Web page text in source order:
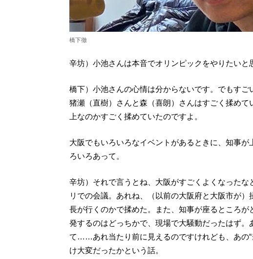
橋下徹
辛坊）小池さんは本音でオリンピックをやりたいと
橋下）小池さんの心情は分からないです。でもすご
猪瀬（直樹）さんと森（喜朗）さんはすごく揉め
上なのかすごく揉めていたのですよ。
大阪でもいろいろなイベントがあるときに、知事
ろいろあって。
辛坊）それで言うとね、大阪がすごくよくなった
リでの会議。あれね、（以前の大阪府と大阪市が
長が行くのかで揉めた。また、知事が座るところ
発するのはどっちかで、現場で大騒動だったはず
て……あれ当たり前に見えるのですけれども、あの
け大変だったかという話。